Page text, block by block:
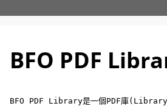
BFO PDF
BFO PDF Library是一個PDF庫(Library)